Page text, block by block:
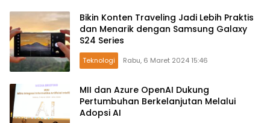
Bikin Konten Traveling Jadi Lebih Praktis
dan Menarik dengan Samsung Galaxy
S24 Series
Teknologi Rabu, 6 Maret 2024 15:46
MII dan Azure OpenAI Dukung
Pertumbuhan Berkelanjutan Melalui
Adopsi AI